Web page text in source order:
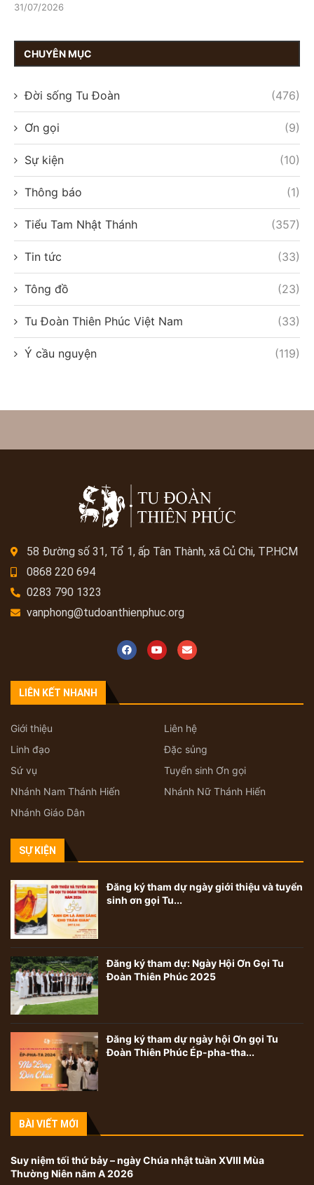
31/07/2026
CHUYÊN MỤC
Đời sống Tu Đoàn (476)
Ơn gọi (9)
Sự kiện (10)
Thông báo (1)
Tiểu Tam Nhật Thánh (357)
Tin tức (33)
Tông đồ (23)
Tu Đoàn Thiên Phúc Việt Nam (33)
Ý cầu nguyện (119)
58 Đường số 31, Tổ 1, ấp Tân Thành, xã Củ Chi, TP.HCM
0868 220 694
0283 790 1323
vanphong@tudoanthienphuc.org
LIÊN KẾT NHANH
Giới thiệu
Liên hệ
Linh đạo
Đặc sủng
Sứ vụ
Tuyển sinh Ơn gọi
Nhánh Nam Thánh Hiến
Nhánh Nữ Thánh Hiến
Nhánh Giáo Dân
SỰ KIỆN
Đăng ký tham dự ngày giới thiệu và tuyển
sinh ơn gọi Tu...
Đăng ký tham dự: Ngày Hội Ơn Gọi Tu
Đoàn Thiên Phúc 2025
Đăng ký tham dự ngày hội Ơn gọi Tu
Đoàn Thiên Phúc Ép-pha-tha...
BÀI VIẾT MỚI
Suy niệm tối thứ bảy – ngày Chúa nhật tuần XVIII Mùa
Thường Niên năm A 2026